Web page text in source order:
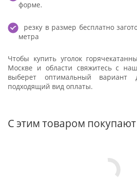
форме.
резку в размер бесплатно
метра
Чтобы купить уголок
Москве и области свяжитесь с
выберет оптимальный вариант
подходящий вид оплаты.
С этим товаром покупают